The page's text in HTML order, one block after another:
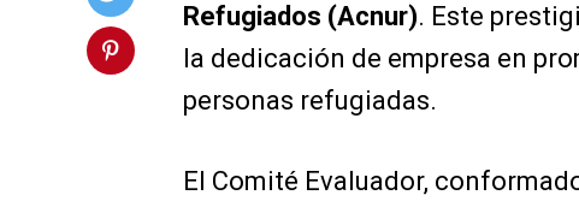
Refugiados (Acnur). Este
la dedicación de empresa en
personas refugiadas.
El Comité Evaluador,